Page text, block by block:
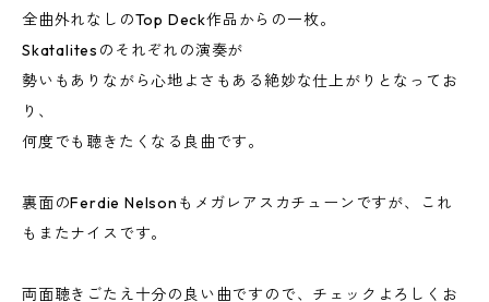
全曲外れなしのTop Deck作品からの一枚。
Skatalitesのそれぞれの演奏が
勢いもありながら心地よさもある絶妙な仕上がりとなってお
り、
何度でも聴きたくなる良曲です。
裏面のFerdie Nelsonもメガレアスカチューンですが、これ
もまたナイスです。
両面聴きごたえ十分の良い曲ですので、チェックよろしくお